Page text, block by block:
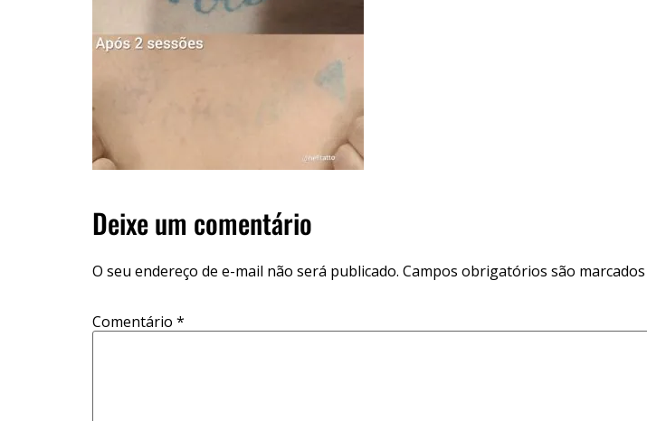
Deixe um comentário
O seu endereço de e-mail não será publicado. Campos obrigatórios são marcados
Comentário *